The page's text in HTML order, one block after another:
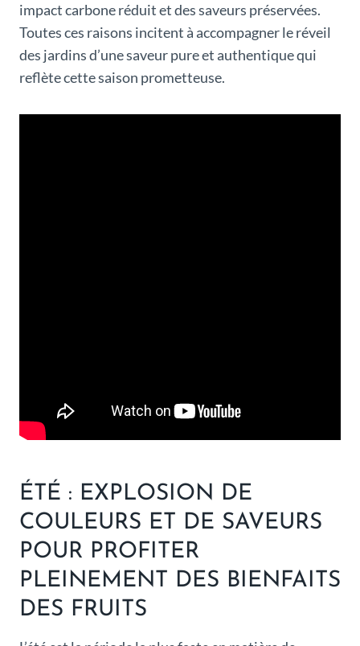
impact carbone réduit et des saveurs préservées.
Toutes ces raisons incitent à accompagner le réveil
des jardins d’une saveur pure et authentique qui
reflète cette saison prometteuse.
ÉTÉ : EXPLOSION DE
COULEURS ET DE SAVEURS
POUR PROFITER
PLEINEMENT DES BIENFAITS
DES FRUITS